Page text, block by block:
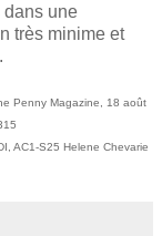
dans une
très minime et
Penny Magazine, 18 août
AC1-S25 Helene Chevarie